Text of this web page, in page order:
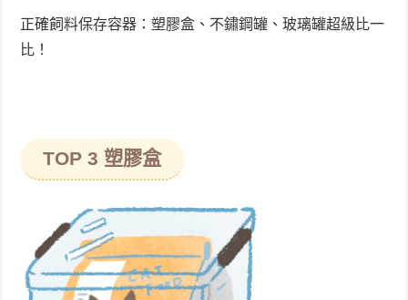
正確飼料保存容器：塑膠盒、不鏽鋼罐、玻璃罐超級比一
比！
TOP 3 塑膠盒